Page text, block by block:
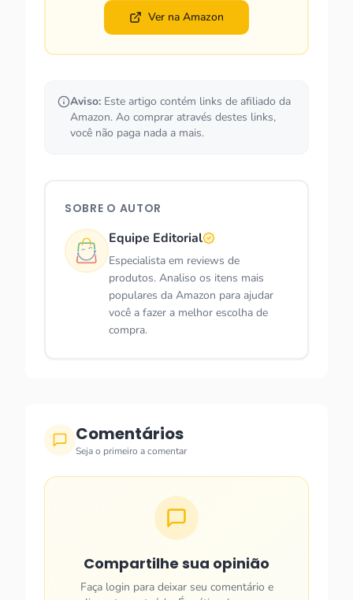
Ver na Amazon
Aviso: Este artigo contém links de afiliado da
Amazon. Ao comprar através destes links,
você não paga nada a mais.
SOBRE O AUTOR
Equipe Editorial
Especialista em reviews de
produtos. Analiso os itens mais
populares da Amazon para ajudar
você a fazer a melhor escolha de
compra.
Comentários
Seja o primeiro a comentar
Compartilhe sua opinião
Faça login para deixar seu comentário e